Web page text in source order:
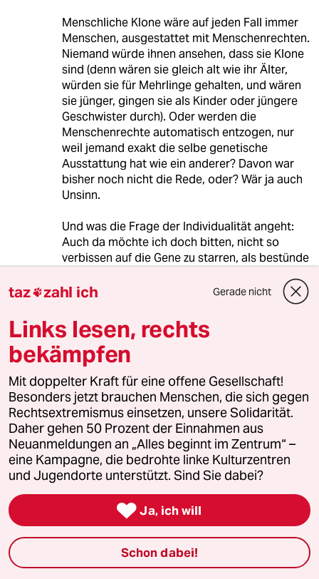
Menschliche Klone wäre auf jeden Fall immer
Menschen, ausgestattet mit Menschenrechten.
Niemand würde ihnen ansehen, dass sie Klone
sind (denn wären sie gleich alt wie ihr Älter,
würden sie für Mehrlinge gehalten, und wären
sie jünger, gingen sie als Kinder oder jüngere
Geschwister durch). Oder werden die
Menschenrechte automatisch entzogen, nur
weil jemand exakt die selbe genetische
Ausstattung hat wie ein anderer? Davon war
bisher noch nicht die Rede, oder? Wär ja auch
Unsinn.
Und was die Frage der Individualität angeht:
Auch da möchte ich doch bitten, nicht so
verbissen auf die Gene zu starren, als bestünde
Entwicklung zum individuellen Menschen
gelingt auch den meisten Mehrlingen sehr gut,
obwohl sie wissen, dass mindestens eine
genetische Kopie von ihnen herumläuft.
Einen Klon meiner selbst könnte ich sehr gut
als mein Kind sehen. Wäre es irgendwie ja
auch. Kopiert wären nur meine Gene. Alles
andere wäre definitiv neu: Die Umstände, unter
denen es aufwächst, die Menschen, die es
erziehen, die Umwelt, die Medien ... ich habe
nicht den geringsten Zweifel, dass die Existenz
als Klon lebenswert sein kann und sich in nichts
von der eines natürlich entstandenen
Menschen unterscheiden muss. Wir müssten
sie nur lassen.
taz zahl ich Gerade nicht
Links lesen, rechts
bekämpfen
Mit doppelter Kraft für eine offene Gesellschaft!
Besonders jetzt brauchen Menschen, die sich gegen
Rechtsextremismus einsetzen, unsere Solidarität.
Daher gehen 50 Prozent der Einnahmen aus
Neuanmeldungen an „Alles beginnt im Zentrum“ –
eine Kampagne, die bedrohte linke Kulturzentren
und Jugendorte unterstützt. Sind Sie dabei?
 Ja, ich will
Schon dabei!